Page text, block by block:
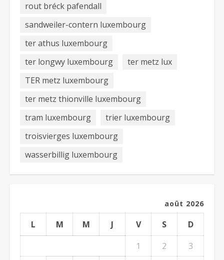
rout bréck pafendall
sandweiler-contern luxembourg
ter athus luxembourg
ter longwy luxembourg
ter metz lux
TER metz luxembourg
ter metz thionville luxembourg
tram luxembourg
trier luxembourg
troisvierges luxembourg
wasserbillig luxembourg
août 2026
L M M J V S
D
1
2 3